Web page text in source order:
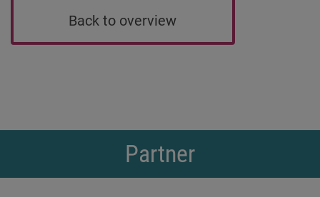
Back to overview
Partner